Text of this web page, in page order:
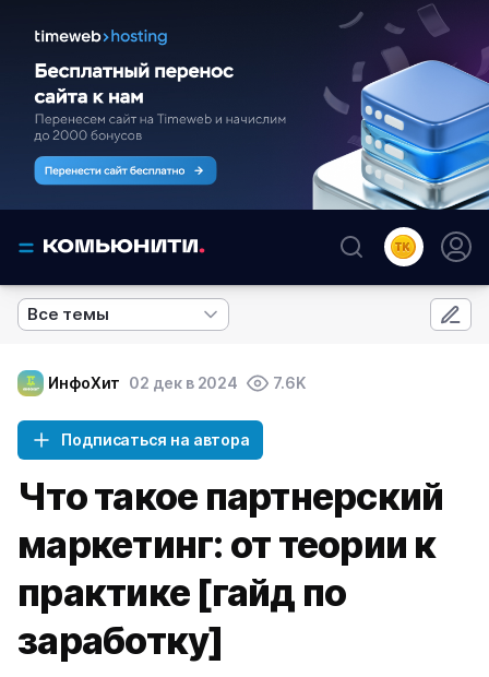
Все темы
ИнфоХит 02 дек в 2024 7.6K
Подписаться на автора
Что такое партнерский
маркетинг: от теории к
практике [гайд по
заработку]